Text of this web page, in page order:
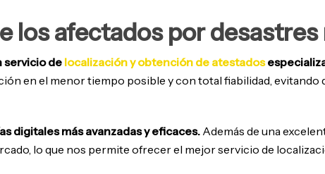
los afectados por
servicio delocalización y obtención de atestados
en el menor tiempo posible y con total fiabilidad, evitando
digitales más avanzadas y eficaces.Además de una
lo que nos permite ofrecer el mejor servicio de